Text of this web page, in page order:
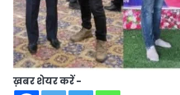
ख़बर शेयर करें -